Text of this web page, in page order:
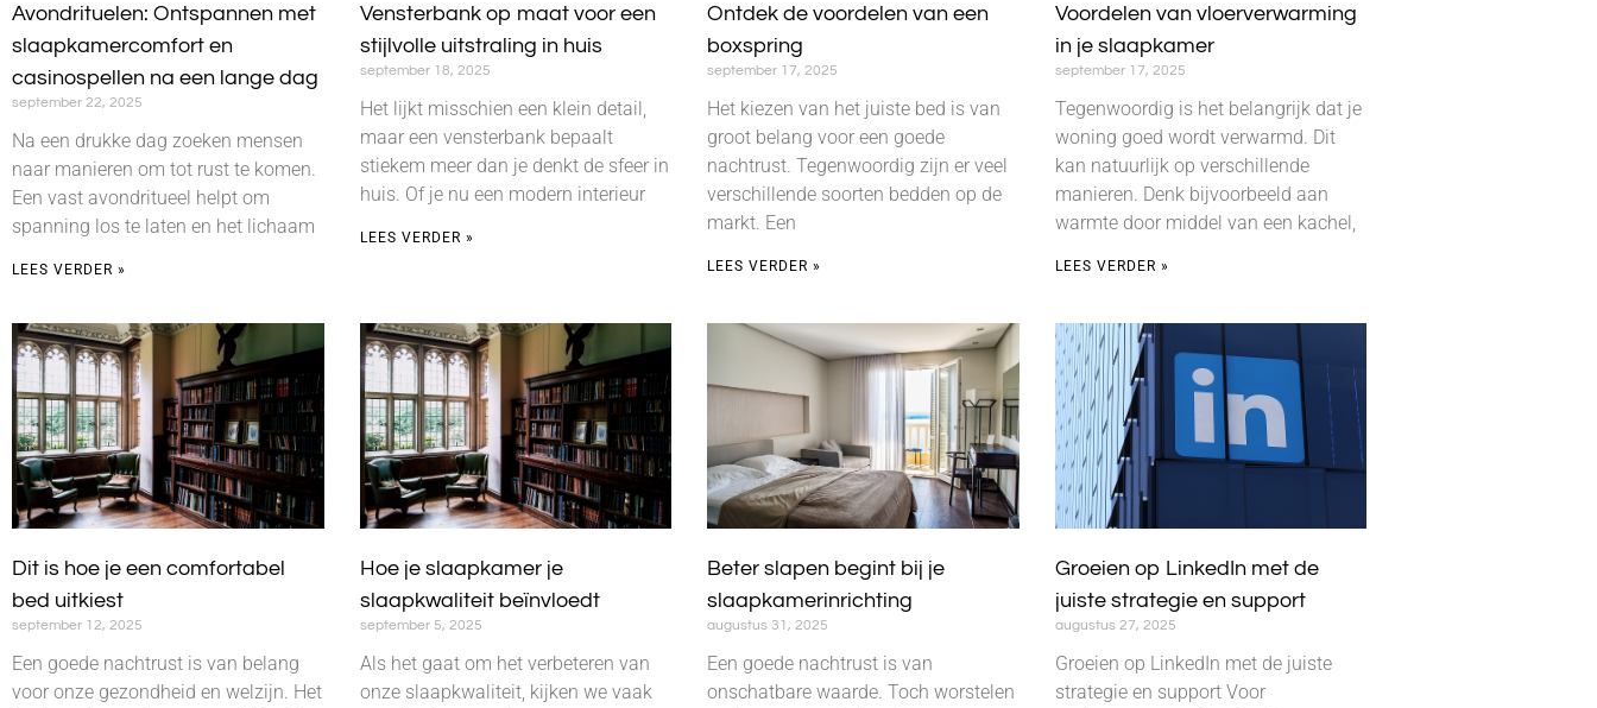
Avondrituelen: Ontspannen met
slaapkamercomfort en
casinospellen na een lange dag
september 22, 2025
Na een drukke dag zoeken mensen
naar manieren om tot rust te komen.
Een vast avondritueel helpt om
spanning los te laten en het lichaam
LEES VERDER »
Vensterbank op maat voor een
stijlvolle uitstraling in huis
september 18, 2025
Het lijkt misschien een klein detail,
maar een vensterbank bepaalt
stiekem meer dan je denkt de sfeer in
huis. Of je nu een modern interieur
LEES VERDER »
Ontdek de voordelen van een
boxspring
september 17, 2025
Het kiezen van het juiste bed is van
groot belang voor een goede
nachtrust. Tegenwoordig zijn er veel
verschillende soorten bedden op de
markt. Een
LEES VERDER »
Voordelen van vloerverwarming
in je slaapkamer
september 17, 2025
Tegenwoordig is het belangrijk dat je
woning goed wordt verwarmd. Dit
kan natuurlijk op verschillende
manieren. Denk bijvoorbeeld aan
warmte door middel van een kachel,
LEES VERDER »
Dit is hoe je een comfortabel
bed uitkiest
september 12, 2025
Een goede nachtrust is van belang
voor onze gezondheid en welzijn. Het
Hoe je slaapkamer je
slaapkwaliteit beïnvloedt
september 5, 2025
Als het gaat om het verbeteren van
onze slaapkwaliteit, kijken we vaak
Beter slapen begint bij je
slaapkamerinrichting
augustus 31, 2025
Een goede nachtrust is van
onschatbare waarde. Toch worstelen
Groeien op LinkedIn met de
juiste strategie en support
augustus 27, 2025
Groeien op LinkedIn met de juiste
strategie en support Voor